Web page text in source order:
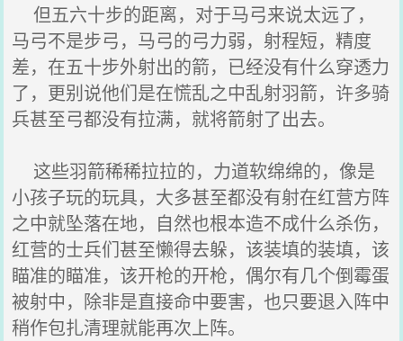
但五六十步的距离，对于马弓来说太远了，
马弓不是步弓，马弓的弓力弱，射程短，精度
差，在五十步外射出的箭，已经没有什么穿透力
了，更别说他们是在慌乱之中乱射羽箭，许多骑
兵甚至弓都没有拉满，就将箭射了出去。
这些羽箭稀稀拉拉的，力道软绵绵的，像是
小孩子玩的玩具，大多甚至都没有射在红营方阵
之中就坠落在地，自然也根本造不成什么杀伤，
红营的士兵们甚至懒得去躲，该装填的装填，该
瞄准的瞄准，该开枪的开枪，偶尔有几个倒霉蛋
被射中，除非是直接命中要害，也只要退入阵中
稍作包扎清理就能再次上阵。